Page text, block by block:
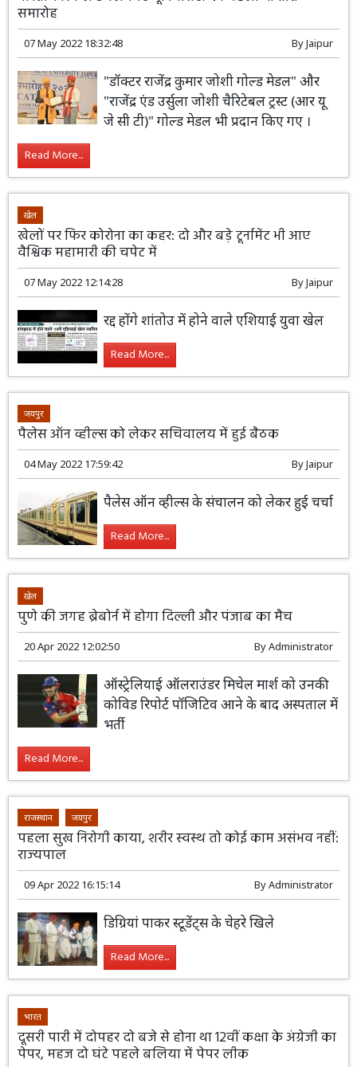
समारोह
07 May 2022 18:32:48 ByJaipur
"डॉक्टर राजेंद्र कुमार जोशी गोल्ड मेडल" और
"राजेंद्र एंड उर्सुला जोशी चैरिटेबल ट्रस्ट (आर यू
जे सी टी)" गोल्ड मेडल भी प्रदान किए गए ।
Read More...
खेल
खेलों पर फिर कोरोना का कहर: दो और बड़े टूर्नामेंट भी आए
वैश्विक महामारी की चपेट में
07 May 2022 12:14:28 ByJaipur
रद्द होंगे शांतोउ में होने वाले एशियाई युवा खेल
Read More...
जयपुर
पैलेस ऑन व्हील्स को लेकर सचिवालय में हुई बैठक
04 May 2022 17:59:42 ByJaipur
पैलेस ऑन व्हील्स के संचालन को लेकर हुई चर्चा
Read More...
खेल
पुणे की जगह ब्रेबोर्न में होगा दिल्ली और पंजाब का मैच
20 Apr 2022 12:02:50 ByAdministrator
ऑस्ट्रेलियाई ऑलराउंडर मिचेल मार्श को उनकी
कोविड रिपोर्ट पॉजिटिव आने के बाद अस्पताल में
भर्ती
Read More...
राजस्थान जयपुर
पहला सुख निरोगी काया, शरीर स्वस्थ तो कोई काम असंभव नहीं:
राज्यपाल
09 Apr 2022 16:15:14 ByAdministrator
डिग्रियां पाकर स्टूडेंट्स के चेहरे खिले
Read More...
भारत
दूसरी पारी में दोपहर दो बजे से होना था 12वीं कक्षा के अंग्रेजी का
पेपर, महज दो घंटे पहले बलिया में पेपर लीक